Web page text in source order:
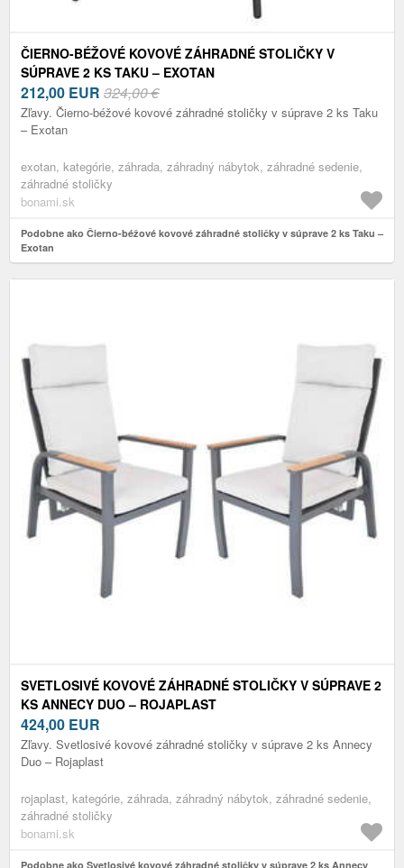
ČIERNO-BÉŽOVÉ KOVOVÉ ZÁHRADNÉ STOLIČKY V
SÚPRAVE 2 KS TAKU – EXOTAN
212,00 EUR 324,00 €
Zľavy. Čierno-béžové kovové záhradné stoličky v súprave 2 ks Taku
– Exotan
exotan, kategórie, záhrada, záhradný nábytok, záhradné sedenie,
záhradné stoličky
bonami.sk
Podobne ako Čierno-béžové kovové záhradné stoličky v súprave 2 ks Taku –
Exotan
SVETLOSIVÉ KOVOVÉ ZÁHRADNÉ STOLIČKY V SÚPRAVE 2
KS ANNECY DUO – ROJAPLAST
424,00 EUR
Zľavy. Svetlosivé kovové záhradné stoličky v súprave 2 ks Annecy
Duo – Rojaplast
rojaplast, kategórie, záhrada, záhradný nábytok, záhradné sedenie,
záhradné stoličky
bonami.sk
Podobne ako Svetlosivé kovové záhradné stoličky v súprave 2 ks Annecy